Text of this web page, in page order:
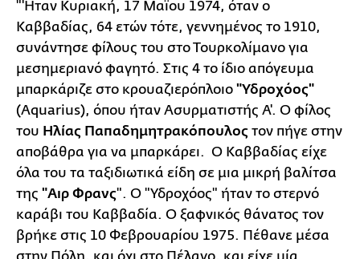
"'Ηταν Κυριακή, 17 Μαϊου 1974, όταν ο
Καββαδίας, 64 ετών τότε, γεννημένος το 1910,
συνάντησε φίλους του στο Τουρκολίμανο για
μεσημεριανό φαγητό. Στις 4 το ίδιο απόγευμα
μπαρκάριζε στο κρουαζιερόπλοιο "Υδροχόος"
(Aquarius), όπου ήταν Ασυρματιστής Α'. Ο φίλος
του Ηλίας Παπαδημητρακόπουλος τον πήγε στην
αποβάθρα για να μπαρκάρει. Ο Καββαδίας είχε
όλα του τα ταξιδιωτικά είδη σε μια μικρή βαλίτσα
της "Αιρ Φρανς". Ο "Υδροχόος" ήταν το στερνό
καράβι του Καββαδία. Ο ξαφνικός θάνατος τον
βρήκε στις 10 Φεβρουαρίου 1975. Πέθανε μέσα